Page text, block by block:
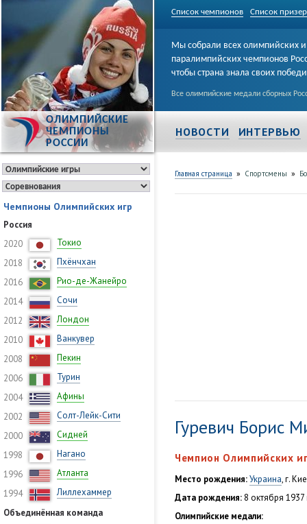
Список чемпионов Список
ОЛИМПИЙСКИЕ
ЧЕМПИОНЫ
РОССИИ
Мы собрали всех олимпийских и
паралимпийских чемпионов
чтобы страна знала своих
Все олимпийские медали сборных
НОВОСТИ ИНТЕРВЬЮ
Чемпионы Олимпийских игр
Россия
2020
Токио
2018
Пхёнчхан
2016
Рио-де-Жанейро
2014
Сочи
2012
Лондон
2010
Ванкувер
2008
Пекин
2006
Турин
2004
Афины
2002
Солт-Лейк-Сити
2000
Сидней
1998
Нагано
1996
Атланта
1994
Лиллехаммер
Объединённая команда
Главная страница » Спортсмены »
Гуревич Борис
Чемпион Олимпийских
Место рождения:Украина, г.
Дата рождения: 8 октября
Олимпийские медали: